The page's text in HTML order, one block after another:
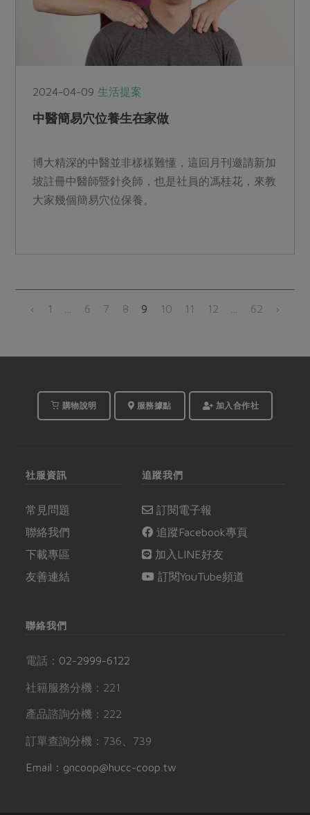
2024-04-09生活提案
中醫簡易穴位養生在家做
博大精深的中醫並非樣樣難懂，這回月刊邀請新加
坡註冊中醫師暨針灸師，也是社員的馮桂花，來教
大家幾個簡易穴位保養。
‹ 1 6 7 8 9 10 11 12 62 ›
購物說明 服務據點 加入合作社
社服資訊
常見問題
聯絡我們
下載專區
友善連結
追蹤我們
訂閱電子報
追蹤Facebook專頁
加入LINE好友
訂閱YouTube頻道
聯絡我們
電話： 02-2999-6122
社籍服務分機：221
產品諮詢分機：222
訂單查詢分機：736、739
Email：gncoop@hucc-coop.tw